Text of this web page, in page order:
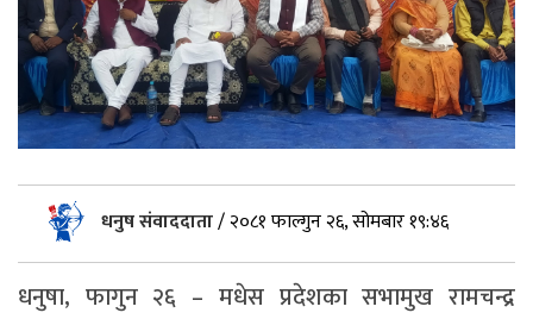
धनुष संवाददाता/२०८१ फाल्गुन २६, सोमबार १९:४६
धनुषा, फागुन २६ – मधेस प्रदेशका सभामुख रामचन्द्र